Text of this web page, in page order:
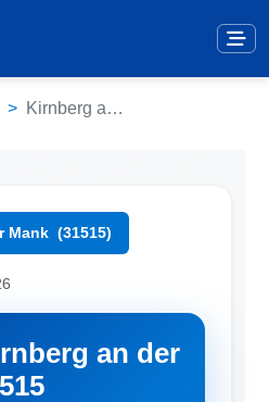
Kirnberg an der Mank (31515)
Mank (31515)
an der